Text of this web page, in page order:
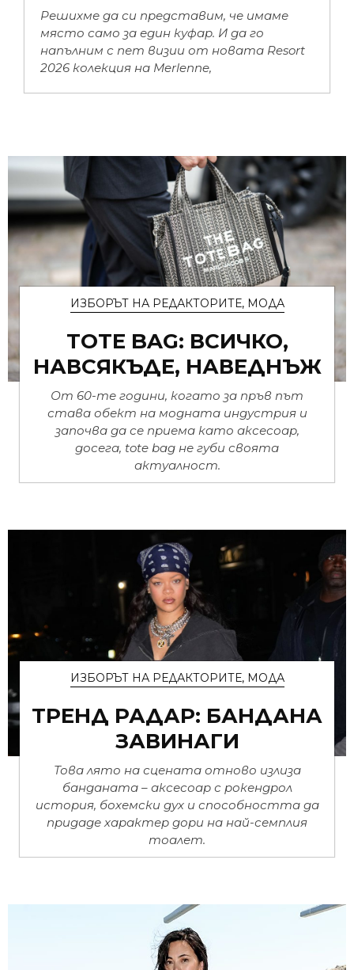
Решихме да си представим, че имаме
място само за един куфар. И да го
напълним с пет визии от новата Resort
2026 колекция на Merlenne,
ИЗБОРЪТ НА РЕДАКТОРИТЕ, МОДА
TOTE BAG: ВСИЧКО,
НАВСЯКЪДЕ, НАВЕДНЪЖ
От 60-те години, когато за пръв път
става обект на модната индустрия и
започва да се приема като аксесоар,
досега, tote bag не губи своята
актуалност.
ИЗБОРЪТ НА РЕДАКТОРИТЕ, МОДА
ТРЕНД РАДАР: БАНДАНА
ЗАВИНАГИ
Това лято на сцената отново излиза
банданата – аксесоар с рокендрол
история, бохемски дух и способността да
придаде характер дори на най-семплия
тоалет.